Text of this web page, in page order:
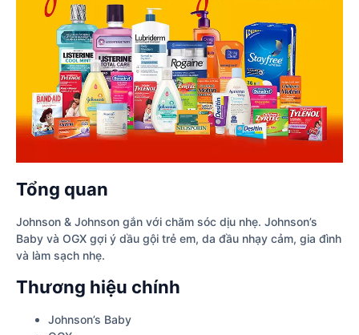
Tổng quan
Johnson & Johnson gắn với chăm sóc dịu nhẹ. Johnson’s
Baby và OGX gợi ý dầu gội trẻ em, da đầu nhạy cảm, gia đình
và làm sạch nhẹ.
Thương hiệu chính
Johnson’s Baby